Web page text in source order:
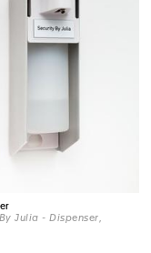
Julia - Dispenser